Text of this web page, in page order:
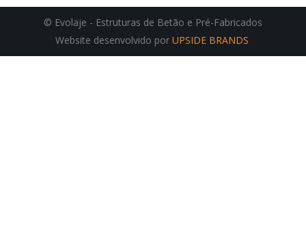
© Evolaje - Estruturas de Betão e Pré-Fabricados
Website desenvolvido por UPSIDE BRANDS